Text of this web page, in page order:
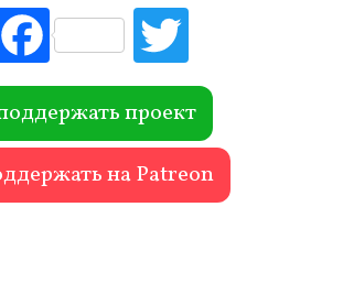
Fac
ebo
ok r
проект
на Patreon